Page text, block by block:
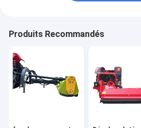
Produits Recommandés